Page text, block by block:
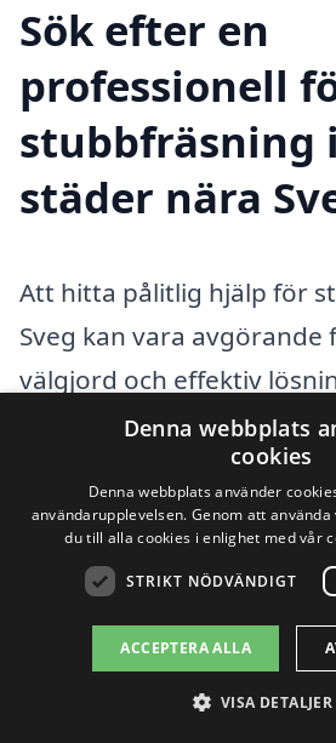
Sök efter en
professionell
stubbfräsning
städer nära
Att hitta pålitlig hjälp för
Sveg kan vara avgörande
välgjord och effektiv
stubbproblem.
process som hjälper till
efter att träden har fällts,
trädgård eller tomt mer
användbar. Om du inte
Sveg, finns det flera
där du också kan få
Denna webbplats
cookies
Denna webbplats använder
användarupplevelsen. Genom att
du till alla cookies i enlighet med vår
STRIKT NÖDVÄNDIGT
ACCEPTERA ALLA
VISA DETALJER